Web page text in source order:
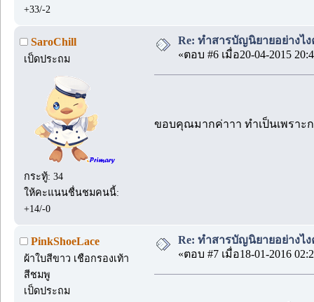
+33/-2
SaroChill
เป็ดประถม
กระทู้: 34
ให้คะแนนชื่นชมคนนี้:
+14/-0
Re: ทำสารบัญนิยายอย่างไ
«ตอบ #6 เมื่อ20-04-2015
ขอบคุณมากค่าาา ทำเป็นเพราะ
PinkShoeLace
ผ้าใบสีขาว เชือกรองเท้า
สีชมพู
เป็ดประถม
Re: ทำสารบัญนิยายอย่างไ
«ตอบ #7 เมื่อ18-01-2016